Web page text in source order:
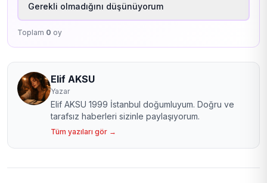
Gerekli olmadığını düşünüyorum
Toplam 0 oy
Elif AKSU
Yazar
Elif AKSU 1999 İstanbul doğumluyum. Doğru ve
tarafsız haberleri sizinle paylaşıyorum.
Tüm yazıları gör →